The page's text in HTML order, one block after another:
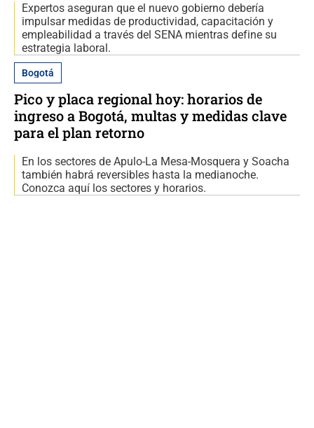
Expertos aseguran que el nuevo gobierno debería
impulsar medidas de productividad, capacitación y
empleabilidad a través del SENA mientras define su
estrategia laboral.
Bogotá
Pico y placa regional hoy: horarios de
ingreso a Bogotá, multas y medidas clave
para el plan retorno
En los sectores de Apulo-La Mesa-Mosquera y Soacha
también habrá reversibles hasta la medianoche.
Conozca aquí los sectores y horarios.